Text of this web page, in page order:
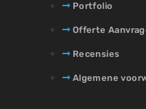
Portfolio
Offerte
Recensies
Algemene